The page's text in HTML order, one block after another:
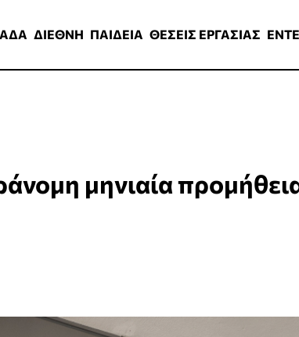
ΔΙΕΘΝΗ ΠΑΙΔΕΙΑ ΘΕΣΕΙΣ ΕΡΓΑΣΙΑΣ
μηνιαία